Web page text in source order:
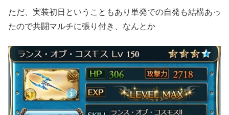
ただ、実装初日ということもあり単発での自発も結構あっ
たので共闘マルチに張り付き、なんとか